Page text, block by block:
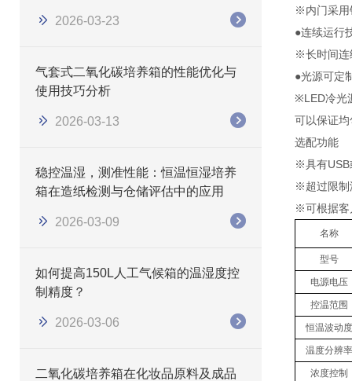
2026-03-23
气套式二氧化碳培养箱的性能优化与
使用技巧分析
2026-03-13
稳控温湿，测准性能：恒温恒湿培养
箱在造纸检测与仓储评估中的应用
2026-03-09
如何提高150L人工气候箱的温湿度控
制精度？
2026-03-06
二氧化碳培养箱在化妆品原料及成品
※内门采用
●连续运行
※长时间连
●光源可定
※LED冷光
可以保证
选配功能
※具有USB
※超过限制
※可根据客
名称
型号
电源电压
控温范围
恒温波动度
温度分辨率
浓度控制